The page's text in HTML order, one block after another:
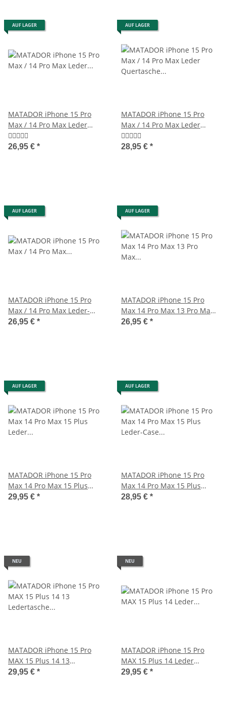
AUF LAGER
MATADOR iPhone 15 Pro
Max / 14 Pro Max Leder
Gürteltasche Braun
26,95 € *
AUF LAGER
MATADOR iPhone 15 Pro
Max / 14 Pro Max Leder
Quertasche Schwarz
28,95 € *
AUF LAGER
MATADOR iPhone 15 Pro
Max / 14 Pro Max Leder-
Schutz-Hülle Schwarz
26,95 € *
AUF LAGER
MATADOR iPhone 15 Pro
Max 14 Pro Max 13 Pro Max
Ledercase Braun
26,95 € *
AUF LAGER
MATADOR iPhone 15 Pro
Max 14 Pro Max 15 Plus
Leder Schutzhülle Braun
29,95 € *
AUF LAGER
MATADOR iPhone 15 Pro
Max 14 Pro Max 15 Plus
Leder-Case Schwarz
28,95 € *
NEU
MATADOR iPhone 15 Pro
MAX 15 Plus 14 13
Ledertasche Dunkel Braun
29,95 € *
NEU
MATADOR iPhone 15 Pro
MAX 15 Plus 14 Leder
Gürteltasche Dunkel Braun
29,95 € *